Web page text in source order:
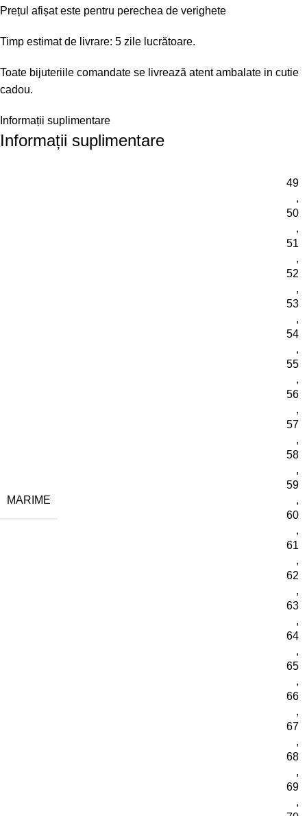
Prețul afișat este pentru perechea de verighete
Timp estimat de livrare: 5 zile lucrătoare.
Toate bijuteriile comandate se livrează atent ambalate in cutie
cadou.
Informații suplimentare
Informații suplimentare
MARIME
49
,
50
,
51
,
52
,
53
,
54
,
55
,
56
,
57
,
58
,
59
,
60
,
61
,
62
,
63
,
64
,
65
,
66
,
67
,
68
,
69
,